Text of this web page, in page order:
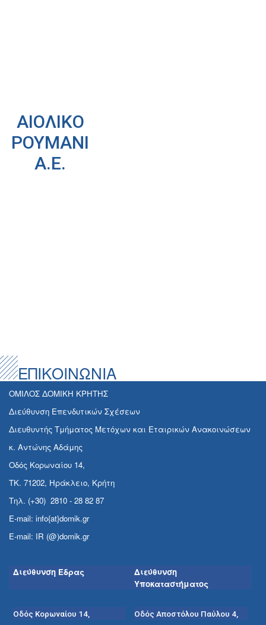
ΑΙΟΛΙΚΟ
ΡΟΥΜΑΝΙ
Α.Ε.
ΕΠΙΚΟΙΝΩΝΙΑ
ΟΜΙΛΟΣ ΔΟΜΙΚΗ ΚΡΗΤΗΣ
Διεύθυνση Επενδυτικών Σχέσεων
Διευθυντής Τμήματος Μετόχων και Εταιρικών Ανακοινώσεων
κ. Αντώνης Αδάμης
Οδός Κορωναίου 14,
ΤΚ. 71202, Ηράκλειο, Κρήτη
Τηλ. (+30) 2810 - 28 82 87
E-mail: info{at}domik.gr
E-mail: IR (@)domik.gr
Διεύθυνση Έδρας
Διεύθυνση
Υποκαταστήματος
Οδός Κορωναίου 14, Οδός Αποστόλου Παύλου 4,